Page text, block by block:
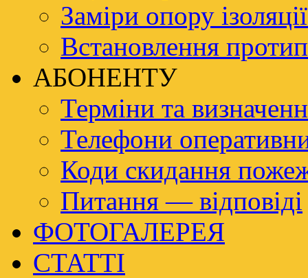
Заміри опору
Встановлення
АБОНЕНТУ
Терміни та
Телефони
Коди скидання
Питання — відповіді
ФОТОГАЛЕРЕЯ
СТАТТІ